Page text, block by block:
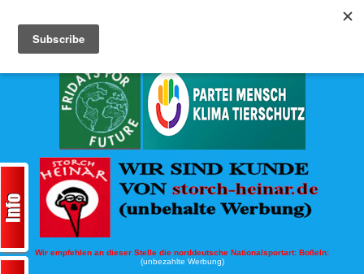
Wir empfehlen an dieser Stelle die norddeutsche Nationalsportart: Boßeln:
(unbezahlte Werbung)